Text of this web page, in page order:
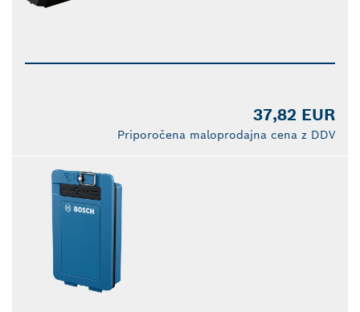
37,82 EUR
Priporočena maloprodajna cena z DDV